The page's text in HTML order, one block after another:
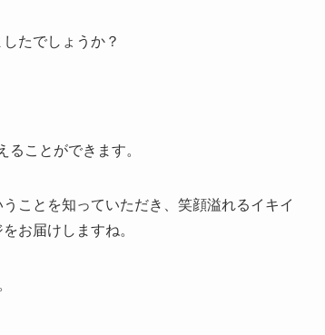
たでしょうか？
ことができます。
ことを知っていただき、笑顔溢れるイキイ
お届けしますね。